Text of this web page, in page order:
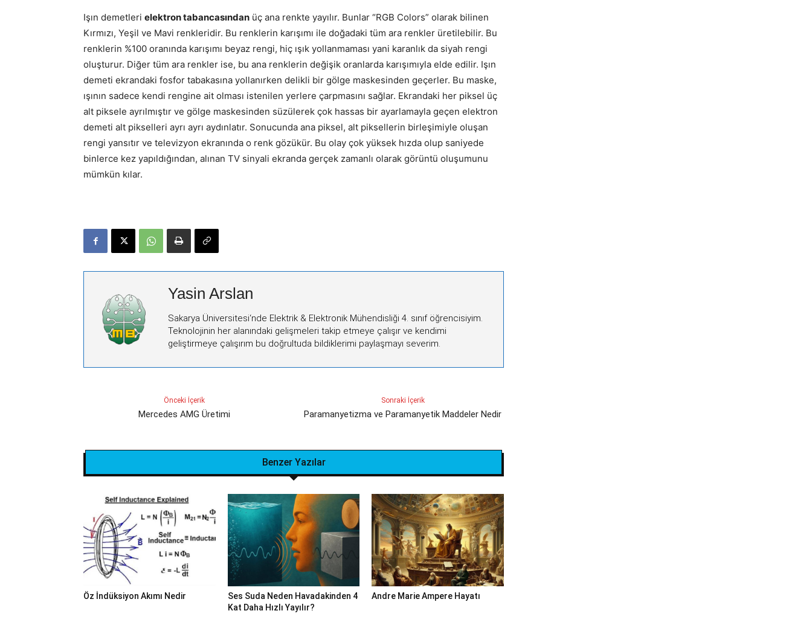
Işın demetleri elektron tabancasından üç ana renkte yayılır. Bunlar “RGB Colors” olarak bilinen
Kırmızı, Yeşil ve Mavi renkleridir. Bu renklerin karışımı ile doğadaki tüm ara renkler üretilebilir. Bu
renklerin %100 oranında karışımı beyaz rengi, hiç ışık yollanmaması yani karanlık da siyah rengi
oluşturur. Diğer tüm ara renkler ise, bu ana renklerin değişik oranlarda karışımıyla elde edilir. Işın
demeti ekrandaki fosfor tabakasına yollanırken delikli bir gölge maskesinden geçerler. Bu maske,
ışının sadece kendi rengine ait olması istenilen yerlere çarpmasını sağlar. Ekrandaki her piksel üç
alt piksele ayrılmıştır ve gölge maskesinden süzülerek çok hassas bir ayarlamayla geçen elektron
demeti alt pikselleri ayrı ayrı aydınlatır. Sonucunda ana piksel, alt piksellerin birleşimiyle oluşan
rengi yansıtır ve televizyon ekranında o renk gözükür. Bu olay çok yüksek hızda olup saniyede
binlerce kez yapıldığından, alınan TV sinyali ekranda gerçek zamanlı olarak görüntü oluşumunu
mümkün kılar.
Yasin Arslan
Sakarya Üniversitesi‘nde Elektrik & Elektronik Mühendisliği 4. sınıf öğrencisiyim.
Teknolojinin her alanındaki gelişmeleri takip etmeye çalışır ve kendimi
geliştirmeye çalışırım bu doğrultuda bildiklerimi paylaşmayı severim.
Önceki İçerik
Mercedes AMG Üretimi
Sonraki İçerik
Paramanyetizma ve Paramanyetik Maddeler Nedir
Benzer Yazılar
Öz İndüksiyon Akımı Nedir
Ses Suda Neden Havadakinden 4
Kat Daha Hızlı Yayılır?
Andre Marie Ampere Hayatı